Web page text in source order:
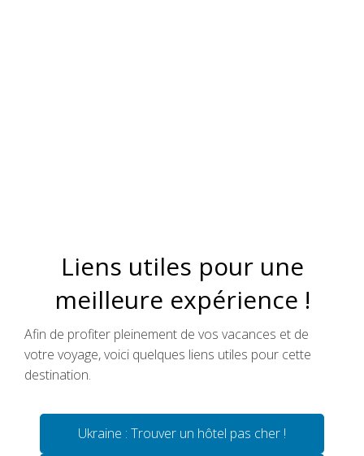
Liens utiles pour une
meilleure expérience !
Afin de profiter pleinement de vos vacances et de
votre voyage, voici quelques liens utiles pour cette
destination.
Ukraine : Trouver un hôtel pas cher !